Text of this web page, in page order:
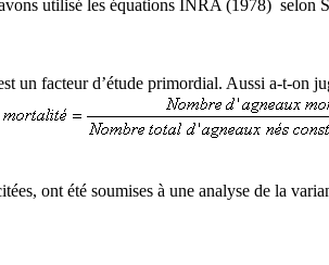
utilisé les équations INRA (1978) selon
un facteur d’étude primordial. Aussi a-t-on
ont été soumises à une analyse de la